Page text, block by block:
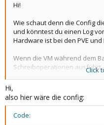
Hi!
Wie schaut denn die Config
und könntest du einen Log
Hardware ist bei den PVE
Wenn die VM während dem
Schreiboperationen ausführt
unstrukturiert sind -- müssen
wurde. Eine Möglichkeit wäre
aktivieren, wenn dies noch
die alten Daten bereits
werden.
Click
Hi,
also hier wäre die config:
Code: